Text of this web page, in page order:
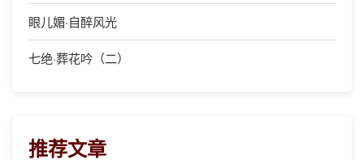
眼儿媚·自醉风光
七绝·葬花吟（二）
推荐文章